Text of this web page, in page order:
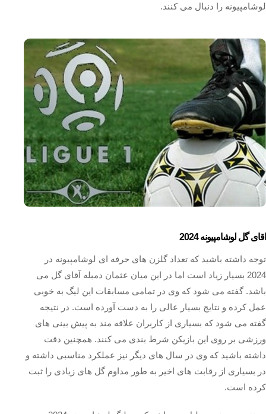
لوشامپیونه را دنبال می کنند.
اقای گل لوشامپیونه 2024
توجه داشته باشید که تعداد گلزن های حرفه ای لوشامپیونه در
2024 بسیار زیاد است اما در این میان عثمان دمبله آقای گل می
باشد. گفته می شود که وی در تمامی مسابقات این لیگ به خوبی
عمل کرده و نتایج بسیار عالی را به دست آورده است. در نتیجه
گفته می شود که بسیاری از کاربران علاقه مند به پیش بینی های
ورزشی بر روی این بازیکن شرط بندی می کنند. همچنین دقت
داشته باشید که وی در سال های دیگر نیز عملکرد مناسبی داشته و
در بسیاری از رقابت های اخیر به طور مداوم گل های زیادی را ثبت
کرده است.